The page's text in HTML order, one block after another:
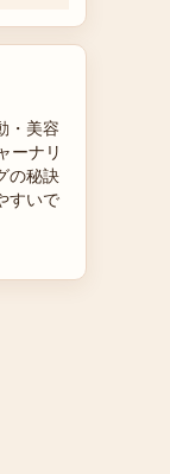
ール｜
出演作
底解説
安心感